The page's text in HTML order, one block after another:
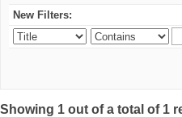
New Filters:
Showing 1 out of a total of 1